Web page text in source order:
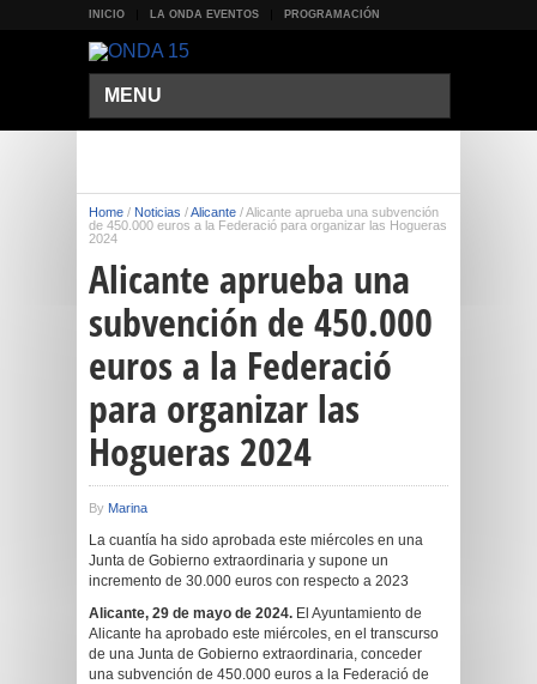
INICIO LA ONDA EVENTOS PROGRAMACIÓN
MENU
Home / Noticias /Alicante /Alicante aprueba una subvención
de 450.000 euros a la Federació para organizar las Hogueras
2024
Alicante aprueba una
subvención de 450.000
euros a la Federació
para organizar las
Hogueras 2024
By Marina
La cuantía ha sido aprobada este miércoles en una
Junta de Gobierno extraordinaria y supone un
incremento de 30.000 euros con respecto a 2023
Alicante, 29 de mayo de 2024. El Ayuntamiento de
Alicante ha aprobado este miércoles, en el transcurso
de una Junta de Gobierno extraordinaria, conceder
una subvención de 450.000 euros a la Federació de